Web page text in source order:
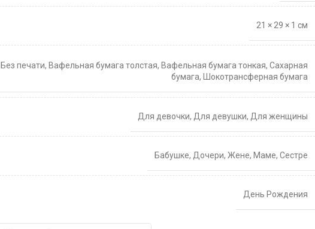
21 × 29 × 1 см
Без печати, Вафельная бумага толстая, Вафельная бумага тонкая, Сахарная
бумага, Шокотрансферная бумага
Для девочки, Для девушки, Для женщины
Бабушке, Дочери, Жене, Маме, Сестре
День Рождения